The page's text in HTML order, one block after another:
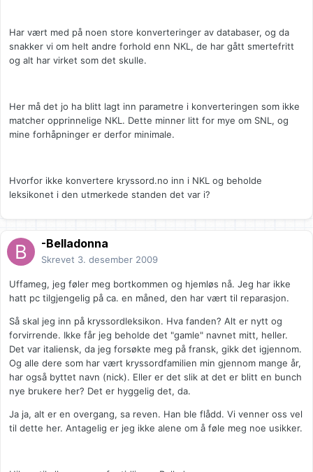
Har vært med på noen store konverteringer av databaser, og da
snakker vi om helt andre forhold enn NKL, de har gått smertefritt
og alt har virket som det skulle.
Her må det jo ha blitt lagt inn parametre i konverteringen som ikke
matcher opprinnelige NKL. Dette minner litt for mye om SNL, og
mine forhåpninger er derfor minimale.
Hvorfor ikke konvertere kryssord.no inn i NKL og beholde
leksikonet i den utmerkede standen det var i?
-Belladonna
Skrevet 3. desember 2009
Uffameg, jeg føler meg bortkommen og hjemløs nå. Jeg har ikke
hatt pc tilgjengelig på ca. en måned, den har vært til reparasjon.
Så skal jeg inn på kryssordleksikon. Hva fanden? Alt er nytt og
forvirrende. Ikke får jeg beholde det "gamle" navnet mitt, heller.
Det var italiensk, da jeg forsøkte meg på fransk, gikk det igjennom.
Og alle dere som har vært kryssordfamilien min gjennom mange år,
har også byttet navn (nick). Eller er det slik at det er blitt en bunch
nye brukere her? Det er hyggelig det, da.
Ja ja, alt er en overgang, sa reven. Han ble flådd. Vi venner oss vel
til dette her. Antagelig er jeg ikke alene om å føle meg noe usikker.